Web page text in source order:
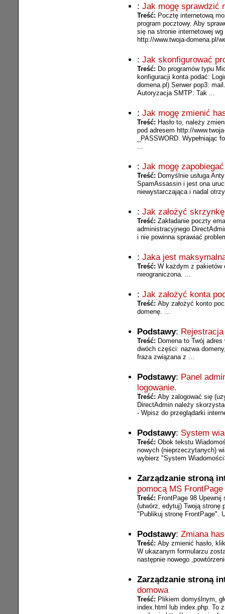
: Jak mogę sprawdzić
Treść: Pocztę internetową
program pocztowy. Aby
się na stronie internetowej
http://www.twoja-domena.pl/
: Jak skonfigurować
Treść: Do programów typu
konfiguracji konta podać:
domena.pl) Serwer pop3:
Autoryzacja SMTP: Tak ...
: Jak mogę zmienić
Treść: Hasło to, należy
pod adresem http://
_PASSWORD. Wypełniając
: Jak mogę
Treść: Domyślnie usługa
SpamAssassin i jest ona
niewystarczająca i nadal
: Jak założyć
Treść: Zakładanie poczty
administracyjnego
i nie powinna sprawiać
: Jaka jest
Treść: W każdym z pakietów
nieograniczona. ...
: Jak założyć konta
Treść: Aby założyć konto
domenę. ...
Podstawy:
Treść: Domena to Twój
dwóch części: nazwa
fraza związana z ...
Podstawy: Panel
logowanie.
Treść: Aby zalogować się
DirectAdmin należy
- Wpisz do przeglądarki
Podstawy: System
Treść: Obok tekstu
nowych (nieprzeczytanych)
wybierz "System
Zarządzanie stroną
pomocą MS FrontPage
Treść: FrontPage 98
(utwórz, edytuj) Twoją stronę
"Publikuj stronę FrontPage".
Podstawy: Zmiana
Treść: Aby zmienić hasło,
W ukazanym formularzu
następnie nowego
Zarządzanie stroną
domowa
Treść: Plikiem domyślnym,
index.html lub index.php. To